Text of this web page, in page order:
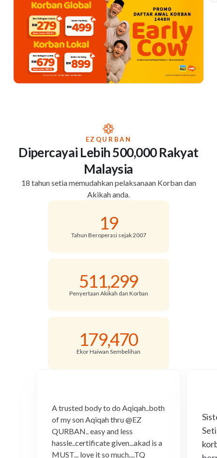
EZQURBAN
Dipercayai Lebih 500,000 Rakyat
Malaysia
18 tahun setia memudahkan pelaksanaan Korban dan
Akikah anda.
19
Tahun Beroperasi sejak 2007
511,299
Penyertaan Akikah dan Korban
179,470
Ekor Haiwan Sembelihan
A trusted body to do Aqiqah..both
of my son Aqiqah thru @EZ
QURBAN.. easy and less
hassle..certificate given...akad is a
MUST... love it so much....TQ